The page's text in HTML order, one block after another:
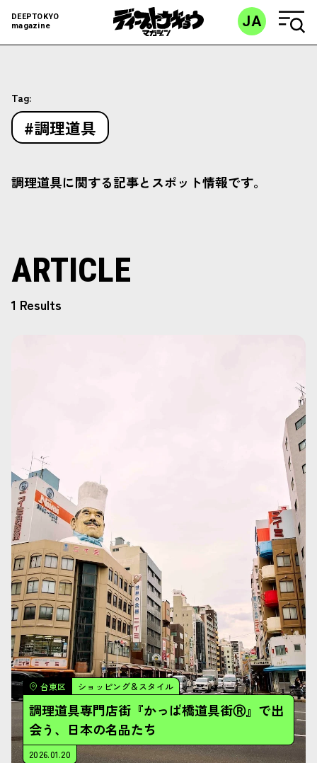
DEEPTOKYO
magazine
JA
Tag:
#調理道具
調理道具に関する記事とスポット情報です。
ARTICLE
1 Results
台東区 ショッピング＆スタイル
調理道具専門店街『かっぱ橋道具街Ⓡ』で出
会う、日本の名品たち
2026.01.20